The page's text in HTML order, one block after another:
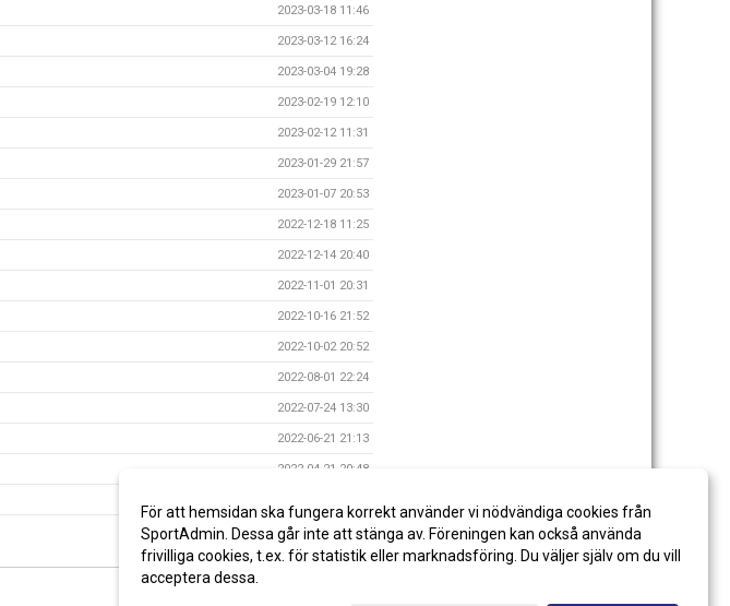
2023-03-18 11:46
2023-03-12 16:24
2023-03-04 19:28
2023-02-19 12:10
2023-02-12 11:31
2023-01-29 21:57
2023-01-07 20:53
2022-12-18 11:25
2022-12-14 20:40
2022-11-01 20:31
2022-10-16 21:52
2022-10-02 20:52
2022-08-01 22:24
2022-07-24 13:30
2022-06-21 21:13
2022-04-21 20:48
2022-02-12 20:34
För att hemsidan ska fungera korrekt använder vi nödvändiga cookies från
SportAdmin. Dessa går inte att stänga av. Föreningen kan också använda
frivilliga cookies, t.ex. för statistik eller marknadsföring. Du väljer själv om du vill
acceptera dessa.